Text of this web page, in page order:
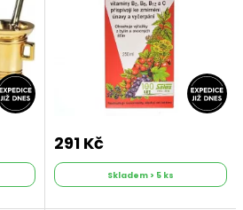
291 Kč
Skladem > 5 ks